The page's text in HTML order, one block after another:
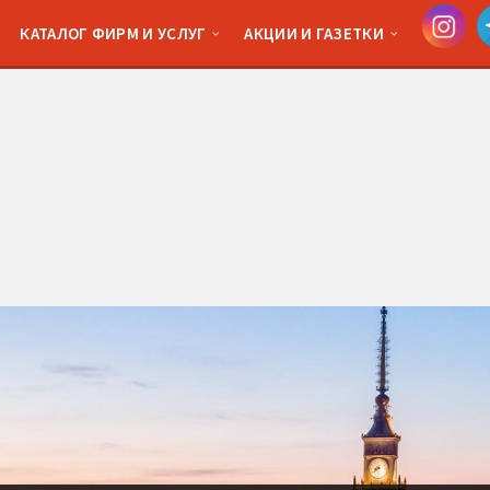
КАТАЛОГ ФИРМ И УСЛУГ АКЦИИ И ГАЗЕТКИ